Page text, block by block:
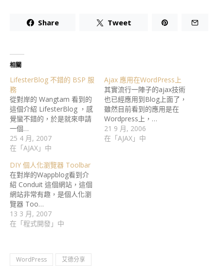
Share Tweet
相關
LifesterBlog 不錯的 BSP 服
務
從對岸的 Wangtam 看到的
這個介紹 LifesterBlog ，感
覺蠻不錯的，於是就來申請
一個…
25 4 月, 2007
在「AJAX」中
Ajax 應用在WordPress上
其實流行一陣子的ajax技術
也已經應用到Blog上面了，
雖然目前看到的應用是在
Wordpress上，…
21 9 月, 2006
在「AJAX」中
DIY 個人化瀏覽器 Toolbar
在對岸的Wappblog看到介
紹 Conduit 這個網站，這個
網站非常有趣，是個人化瀏
覽器 Too…
13 3 月, 2007
在「程式開發」中
WordPress 艾德分享